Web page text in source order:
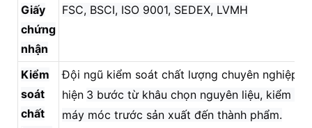
Giấy
chứng
nhận
FSC, BSCI, ISO 9001, SEDEX, LVMH
Kiểm
soát
chất
Đội ngũ kiểm soát chất lượng chuyên nghiệp,
hiện 3 bước từ khâu chọn nguyên liệu, kiểm tra
máy móc trước sản xuất đến thành phẩm.